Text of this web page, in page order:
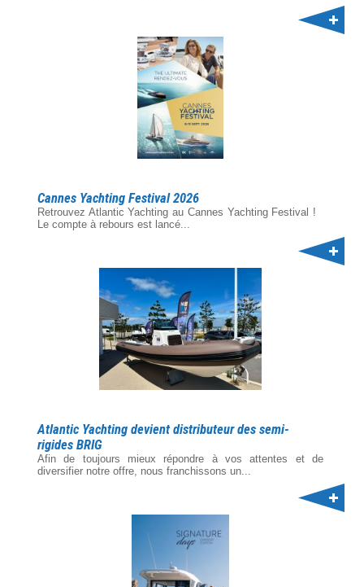
Cannes Yachting Festival 2026
Retrouvez Atlantic Yachting au Cannes Yachting Festival !
Le compte à rebours est lancé...
Atlantic Yachting devient distributeur des semi-
rigides BRIG
Afin de toujours mieux répondre à vos attentes et de
diversifier notre offre, nous franchissons un...